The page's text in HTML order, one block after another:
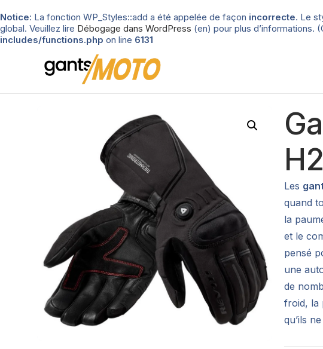
Notice: La fonction WP_Styles::add a été appelée de façon incorrecte. Le
global. Veuillez lire Débogage dans WordPress (en) pour plus d’informations.
includes/functions.php on line 6131
Les
quand
la
et le
pensé
une
de
froid, la
qu’ils